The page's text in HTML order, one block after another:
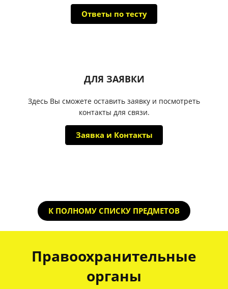
Ответы по тесту
ДЛЯ ЗАЯВКИ
Здесь Вы сможете оставить заявку и посмотреть
контакты для связи.
Заявка и Контакты
К ПОЛНОМУ СПИСКУ ПРЕДМЕТОВ
Правоохранительные
органы